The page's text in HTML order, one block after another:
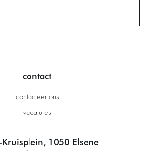
contact
contacteer ons
vacatures
1050 Elsene